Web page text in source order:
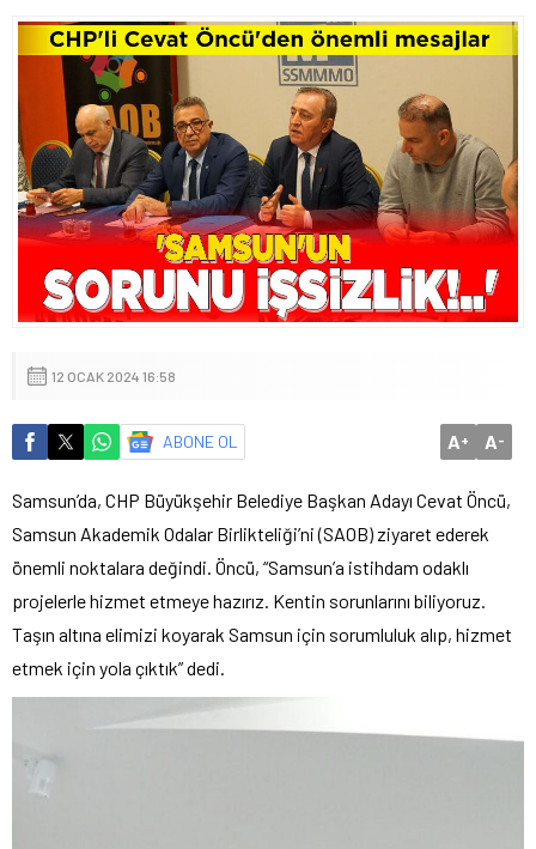
12 OCAK 2024 16:58
ABONE OL A+ A-
Samsun’da, CHP Büyükşehir Belediye Başkan Adayı Cevat Öncü,
Samsun Akademik Odalar Birlikteliği’ni (SAOB) ziyaret ederek
önemli noktalara değindi. Öncü, “Samsun’a istihdam odaklı
projelerle hizmet etmeye hazırız. Kentin sorunlarını biliyoruz.
Taşın altına elimizi koyarak Samsun için sorumluluk alıp, hizmet
etmek için yola çıktık” dedi.